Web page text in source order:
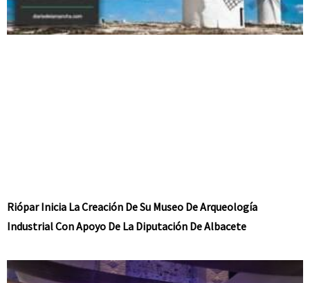
Riópar Inicia La Creación De Su Museo De Arqueología
Industrial Con Apoyo De La Diputación De Albacete